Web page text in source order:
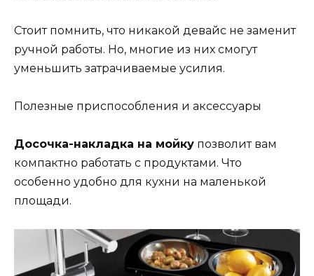
Стоит помнить, что никакой девайс не заменит
ручной работы. Но, многие из них смогут
уменьшить затрачиваемые усилия.
Полезные приспособления и аксессуары
Досочка-накладка на мойку позволит вам
компактно работать с продуктами. Что
особенно удобно для кухни на маленькой
площади.